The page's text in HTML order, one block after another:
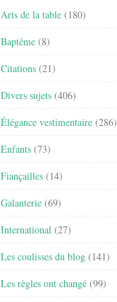
Arts de la table (180)
Baptême (8)
Citations (21)
Divers sujets (406)
Élégance vestimentaire (286)
Enfants (73)
Fiançailles (14)
Galanterie (69)
International (27)
Les coulisses du blog (141)
Les règles ont changé (99)